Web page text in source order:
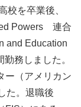
校を卒業後、
Powers 連合
and Education
務しました。
ー（アメリカン
た。退職後